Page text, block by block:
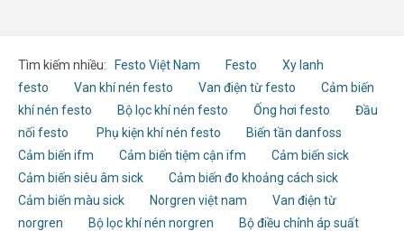
Tìm kiếm nhiều: Festo Việt Nam Festo
Xy lanh
festo
Van khí nén festo Van điện từ festo
Cảm biến
khí nén festo
Bộ lọc khí nén festo Ống hơi festo
Đầu
nối festo
Phụ kiện khí nén festo
Biến tần danfoss
Cảm biến ifm
Cảm biến tiệm cận ifm
Cảm biến sick
Cảm biến siêu âm sick
Cảm biến đo khoảng cách sick
Cảm biến màu sick
Norgren việt nam
Van điện từ
norgren
Bộ lọc khí nén norgren
Bộ điều chỉnh áp suất